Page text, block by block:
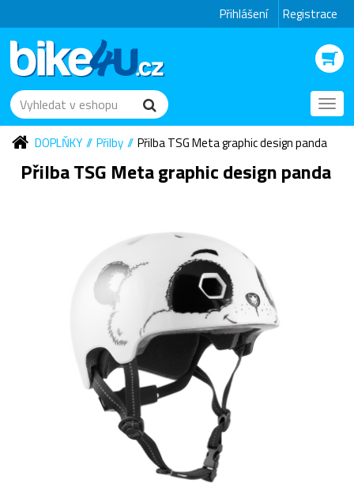
Přihlášení Registrace
DOPLŇKY
Přilby Přilba TSG Meta graphic design panda
Přilba TSG Meta graphic design panda